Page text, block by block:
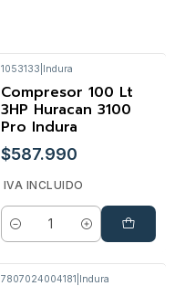
1053133 Indura
Compresor 100 Lt
3HP Huracan 3100
Pro Indura
$587.990
IVA INCLUIDO
Cantidad
7807024004181 Indura